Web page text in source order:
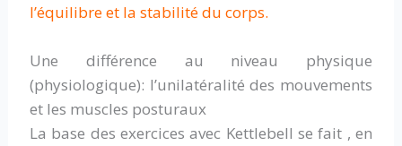
l’équilibre et la stabilité du corps.
Une différence au niveau physique
(physiologique): l’unilatéralité des mouvements
et les muscles posturaux
La base des exercices avec Kettlebell se fait , en